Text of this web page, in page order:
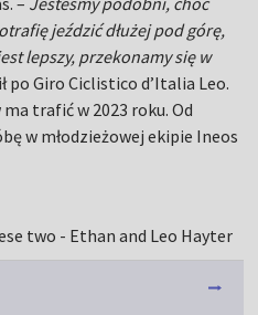
jeździć dłużej pod górę,
lepszy, przekonamy się w
po Giro Ciclistico d’Italia Leo.
trafić w 2023 roku. Od
w młodzieżowej ekipie Ineos
two - Ethan and Leo Hayter